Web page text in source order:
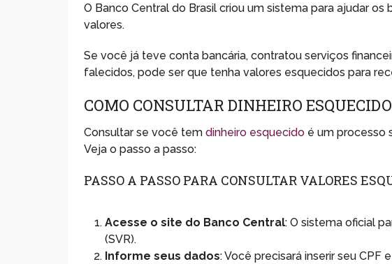
O Banco Central do Brasil criou um sistema para ajudar os
valores.
Se você já teve conta bancária, contratou serviços
falecidos, pode ser que tenha valores esquecidos para
COMO CONSULTAR DINHEIRO
Consultar se você temdinheiro esquecido é um processo
Veja o passo a passo:
PASSO A PASSO PARA CONSULTAR VALORES
Acesse o site do Banco Central: O sistema oficial
(SVR).
Informe seus dados: Você precisará inserir seu CPF